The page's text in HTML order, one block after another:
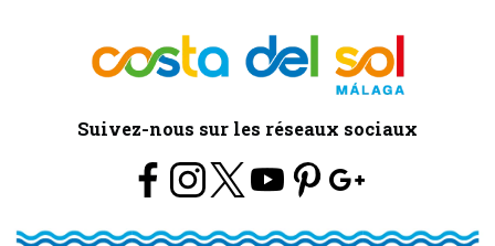
Suivez-nous sur les réseaux sociaux